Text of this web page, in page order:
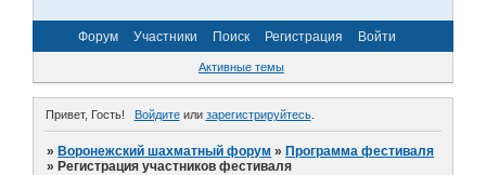
Форум Участники Поиск Регистрация Войти
Активные темы
Привет, Гость! Войдитеили зарегистрируйтесь.
»Воронежский шахматный форум »Программа фестиваля
»Регистрация участников фестиваля